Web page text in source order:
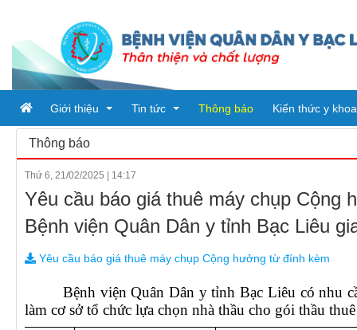
Giới thiệu
Tổ chức bệnh viện
PHÒNG TÀI CHÍNH - KẾ
KHOA KHÁM BỆNH CẤP
Tin tức
Tin tức
Thông báo Kiến thức y khoa
Thông báo
Thứ 6, 21/02/2025 14:17
Yêu cầu báo giá thuê máy chụp
Bệnh viện Quân Dân y tỉnh Bạc Liêu
Yêu cầu báo giá thuê máy chụp Cộng hưởng từ đính kèm
Bệnh viện Quân Dân y tỉnh Bạc Liêu có nhu
làm cơ sở tổ chức lựa chọn nhà thầu cho gói thầu